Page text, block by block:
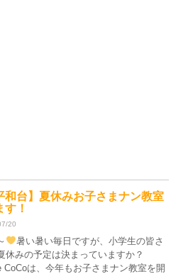
和台】夏休みお子さまナン教室
！
20
暑い暑い毎日ですが、小学生の皆さ
休みの予定は決まっていますか？
CoCoは、今年もお子さまナン教室を開